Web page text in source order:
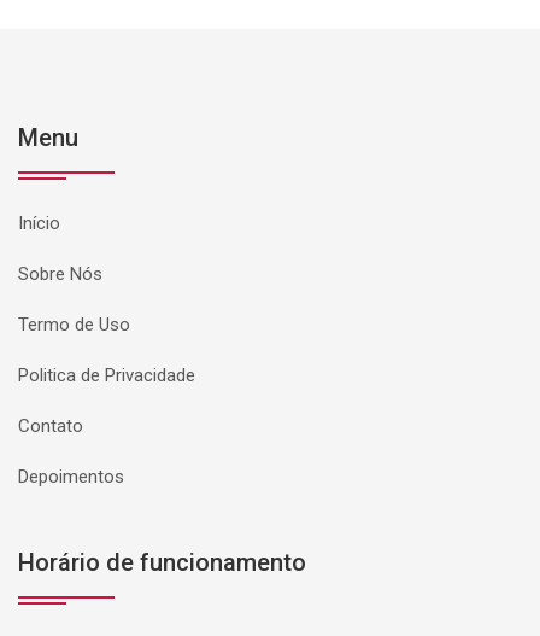
Menu
Início
Sobre Nós
Termo de Uso
Politica de Privacidade
Contato
Depoimentos
Horário de funcionamento